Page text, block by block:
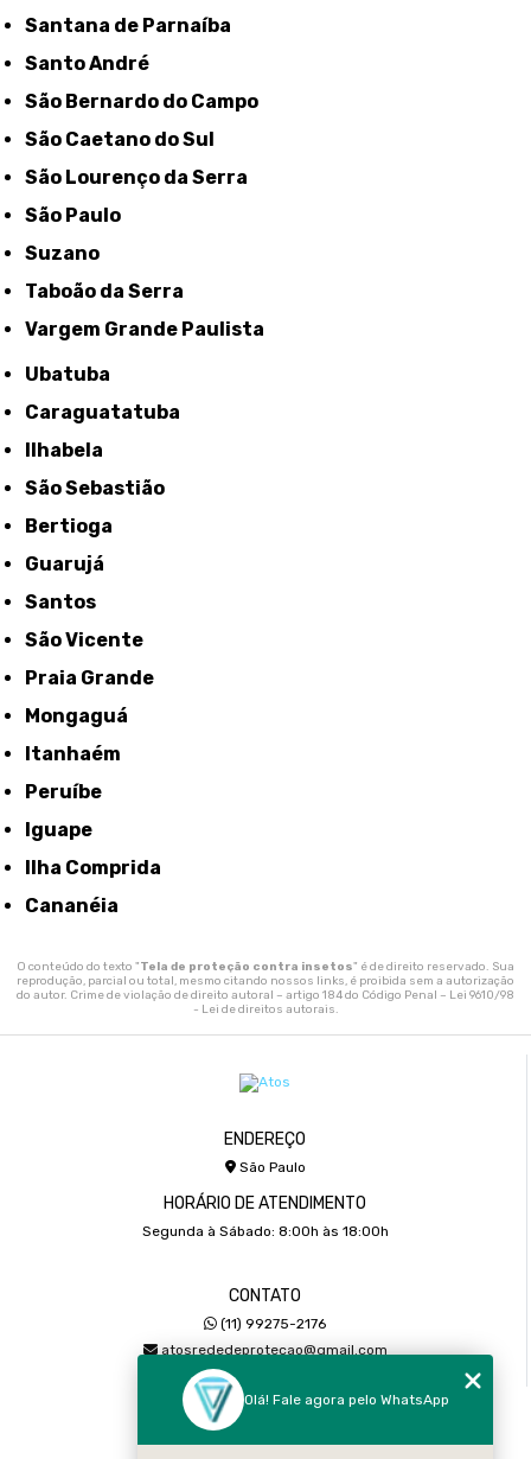
Santana de Parnaíba
Santo André
São Bernardo do Campo
São Caetano do Sul
São Lourenço da Serra
São Paulo
Suzano
Taboão da Serra
Vargem Grande Paulista
Ubatuba
Caraguatatuba
Ilhabela
São Sebastião
Bertioga
Guarujá
Santos
São Vicente
Praia Grande
Mongaguá
Itanhaém
Peruíbe
Iguape
Ilha Comprida
Cananéia
O conteúdo do texto "Tela de proteção contra insetos" é de direito reservado. Sua
reprodução, parcial ou total, mesmo citando nossos links, é proibida sem a autorização
do autor. Crime de violação de direito autoral – artigo 184 do Código Penal – Lei 9610/98
- Lei de direitos autorais.
ENDEREÇO
São Paulo
HORÁRIO DE ATENDIMENTO
Segunda à Sábado: 8:00h às 18:00h
CONTATO
(11) 99275-2176
atosrededeprotecao@gmail.com
Home
Olá! Fale agora pelo WhatsApp